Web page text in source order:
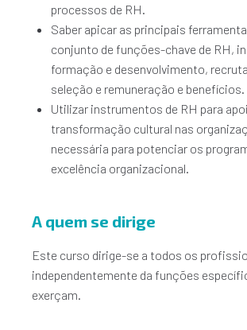
processos de RH.
Saber apicar as principais
conjunto de funções-chave de RH,
formação e desenvolvimento,
seleção e remuneração e benefícios.
Utilizar instrumentos de RH para
transformação cultural nas
necessária para potenciar os
excelência organizacional.
A quem se dirige
Este curso dirige-se a todos os
independentemente da funções
exerçam.